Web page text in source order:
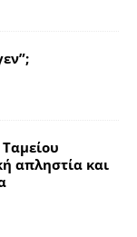
απληστία και